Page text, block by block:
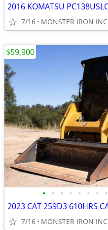
7/16 MONSTER IRON INC
• • • • • • • •
7/16 MONSTER IRON INC
$59,900